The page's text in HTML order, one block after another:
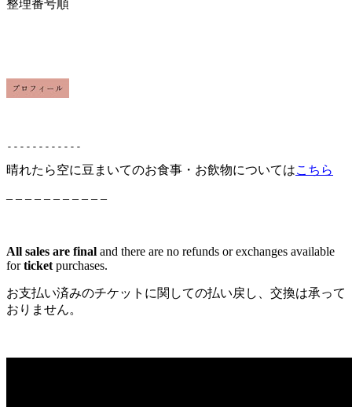
整理番号順
------------
晴れたら空に豆まいてのお食事・お飲物についてはこちら
– – – – – – – – – – –
All sales are final and there are no refunds or exchanges available
forticket purchases.
お支払い済みのチケットに関しての払い戻し、交換は承って
おりません。